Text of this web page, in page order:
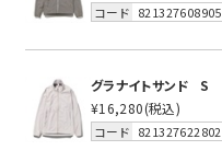
コード 821327608905
グラナイトサンド
S
¥16,280(税込)
コード 821327622802